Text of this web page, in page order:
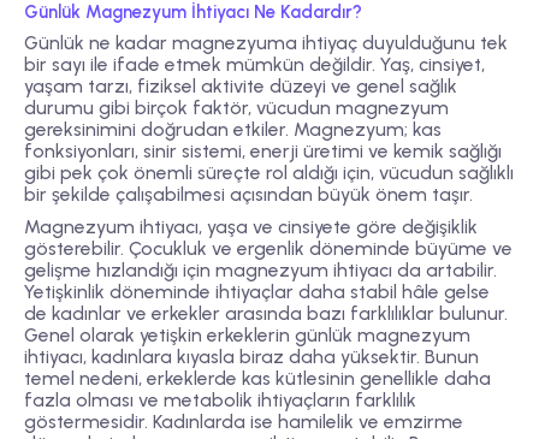
Günlük Magnezyum İhtiyacı Ne Kadardır?
Günlük ne kadar magnezyuma ihtiyaç duyulduğunu tek
bir sayı ile ifade etmek mümkün değildir. Yaş, cinsiyet,
yaşam tarzı, fiziksel aktivite düzeyi ve genel sağlık
durumu gibi birçok faktör, vücudun magnezyum
gereksinimini doğrudan etkiler. Magnezyum; kas
fonksiyonları, sinir sistemi, enerji üretimi ve kemik sağlığı
gibi pek çok önemli süreçte rol aldığı için, vücudun sağlıklı
bir şekilde çalışabilmesi açısından büyük önem taşır.
Magnezyum ihtiyacı, yaşa ve cinsiyete göre değişiklik
gösterebilir. Çocukluk ve ergenlik döneminde büyüme ve
gelişme hızlandığı için magnezyum ihtiyacı da artabilir.
Yetişkinlik döneminde ihtiyaçlar daha stabil hâle gelse
de kadınlar ve erkekler arasında bazı farklılıklar bulunur.
Genel olarak yetişkin erkeklerin günlük magnezyum
ihtiyacı, kadınlara kıyasla biraz daha yüksektir. Bunun
temel nedeni, erkeklerde kas kütlesinin genellikle daha
fazla olması ve metabolik ihtiyaçların farklılık
göstermesidir. Kadınlarda ise hamilelik ve emzirme